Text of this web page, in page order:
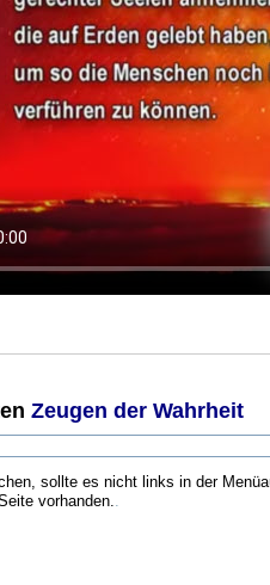
Zeugen der Wahrheit
sollte es nicht links in der
vorhanden..